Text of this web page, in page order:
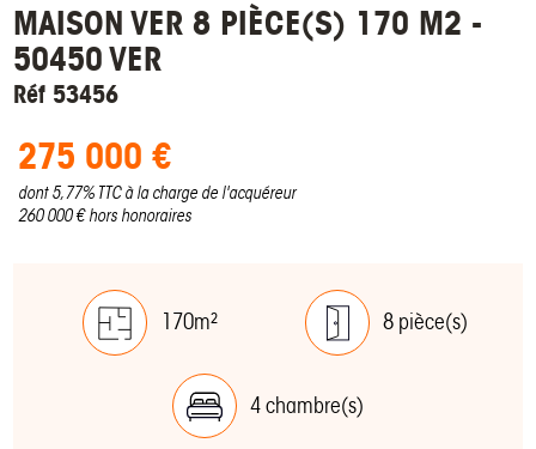
MAISON VER 8 PIÈCE(S) 170 M2 -
50450 VER
Réf 53456
275 000 €
dont 5,77% TTC à la charge de l'acquéreur
260 000 € hors honoraires
170m² 8 pièce(s)
4 chambre(s)